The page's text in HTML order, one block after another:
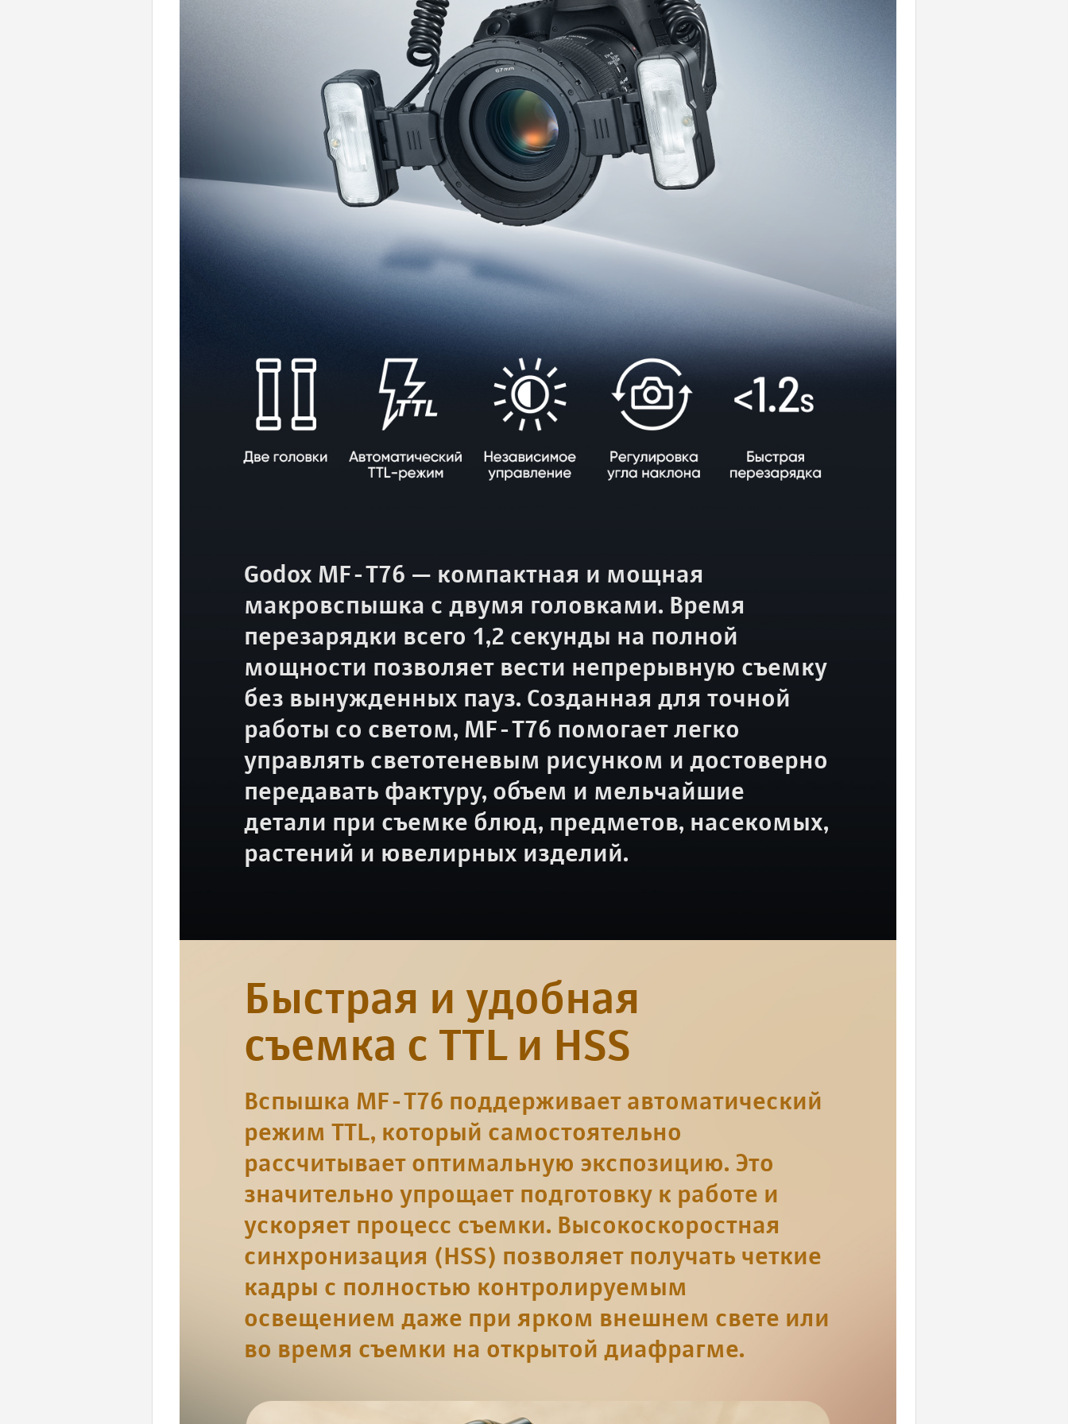
Godox MF-T76 — компактная и мощная
макровспышка с двумя головками. Время
перезарядки всего 1,2 секунды на полной
мощности позволяет вести непрерывную съемку
без вынужденных пауз. Созданная для точной
работы со светом, MF-T76 помогает легко
управлять светотеневым рисунком и достоверно
передавать фактуру, объем и мельчайшие
детали при съемке блюд, предметов, насекомых,
растений и ювелирных изделий.
Быстрая и удобная
съемка с TTL и HSS
Вспышка MF-T76 поддерживает автоматический
режим TTL, который самостоятельно
рассчитывает оптимальную экспозицию. Это
значительно упрощает подготовку к работе и
ускоряет процесс съемки. Высокоскоростная
синхронизация (HSS) позволяет получать четкие
кадры с полностью контролируемым
освещением даже при ярком внешнем свете или
во время съемки на открытой диафрагме.